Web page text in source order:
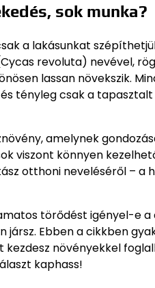
sok munka?
a lakásunkat
revoluta) nevével,
lassan növekszik.
tényleg csak a tapasztalt
amelynek
viszont könnyen
otthoni neveléséről – a
törődést igényel-e a
jársz. Ebben a cikkben
növényekkel
kaphass!